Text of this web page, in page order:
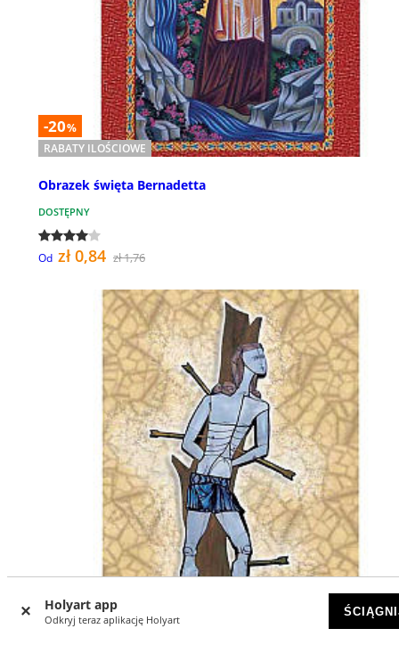
Holyart app
Odkryj teraz aplikację Holyart
-20%
RABATY ILOŚCIOWE
Obrazek święta Bernadetta
DOSTĘPNY
Od zł 0,84 zł 1,76